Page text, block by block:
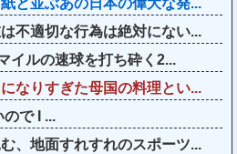
と並ぶあの日本の偉大な発...
不適切な行為は絶対にない...
イルの速球を打ち砕く2...
なりすぎた母国の料理とい...
ので I ...
、地面すれすれのスポーツ...